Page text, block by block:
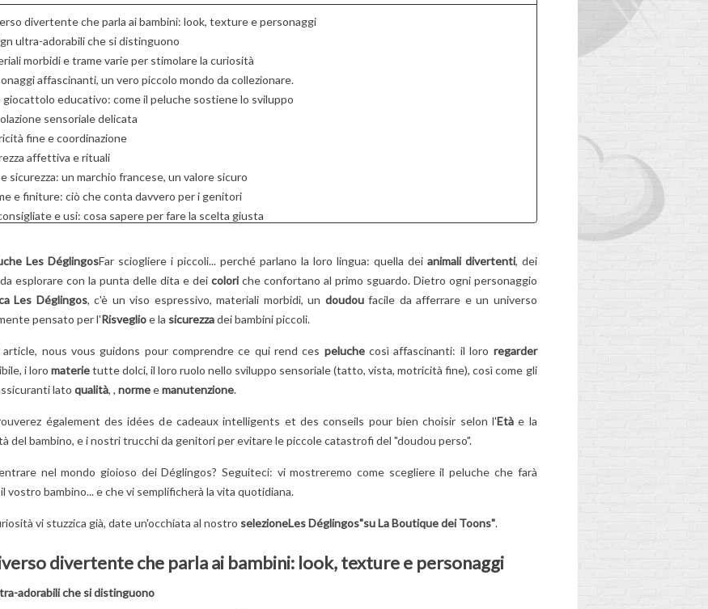
il
più
Animali buffi, texture
morbide, colori
rassicuranti: scoprite
perché i peluche Les
Déglingos piacciono
Per saperne di più
CHE FA
INNAMORARE
Cerchi un regalo originale
per la festa della mamma?
Betty...
Per saperne di più
NON
GLI EROI DI PAW
PATROL: NOMI,
SVELATI!
10Aimé
Chi sono i personaggi di
loro ruoli e segreti?
impavidi cuccioli e...
SCOPRI
L'INCREDIBILE
SPIDERMAN!
2Aimé
Scopri l'incredibile storia
origini e le sue avventure
SCOPRI LA VERA
STORIA DI
LADYBUG!
"Una coccinella, un
signora magica e una dea
divertente che parla ai bambini: look, texture e personaggi
ultra-adorabili che si distinguono
morbidi e trame varie per stimolare la curiosità
affascinanti, un vero piccolo mondo da collezionare.
giocattolo educativo: come il peluche sostiene lo sviluppo
sensoriale delicata
fine e coordinazione
affettiva e rituali
sicurezza: un marchio francese, un valore sicuro
e finiture: ciò che conta davvero per i genitori
e usi: cosa sapere per fare la scelta giusta
Déglingos
da quale età regalare un peluche Les Déglingos ? ?
lavare un peluche Les Déglingos senza danneggiarlo ?
est la différence entre peluche et doudou? Les Déglingos ? ?
scegliere la dimensione ideale di un peluche ?
Les Déglingos da mordere... che fa impazzire tutta la famiglia !
Les DéglingosFar sciogliere i piccoli... perché parlano la loro lingua: quella dei animali divertenti, dei
esplorare con la punta delle dita e dei coloriche confortano al primo sguardo. Dietro ogni personaggio
Les Déglingos, c'è un viso espressivo, materiali morbidi, un doudoufacile da afferrare e un universo
pensato per l'Risveglioe la sicurezzadei bambini piccoli.
nous vous guidons pour comprendre ce qui rend ces peluchecosì affascinanti: il loro regarder
i loro materietutte dolci, il loro ruolo nello sviluppo sensoriale (tatto, vista, motricità fine), così come gli
lato qualità, , normeemanutenzione.
également des idées de cadeaux intelligents et des conseils pour bien choisir selon l'Etàe la
del bambino, e i nostri trucchi da genitori per evitare le piccole catastrofi del "doudou perso".
nel mondo gioioso dei Déglingos? Seguiteci: vi mostreremo come scegliere il peluche che farà
vostro bambino... e che vi semplificherà la vita quotidiana.
vi stuzzica già, date un'occhiata al nostro selezioneLes Déglingos"su La Boutique dei Toons".
divertente che parla ai bambini: look, texture e personaggi
adorabili che si distinguono